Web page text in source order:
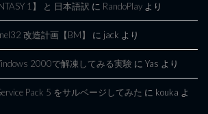
1】 と 日本語訳 に RandoPlay より
改造計画【BM】 に jack より
2000で解凍してみる実験 に Yas より
Pack 5 をサルベージしてみた に kouka よ